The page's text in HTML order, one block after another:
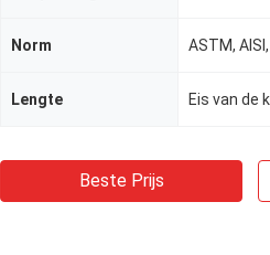
Norm ASTM, AISI,
Lengte
Beste Prijs